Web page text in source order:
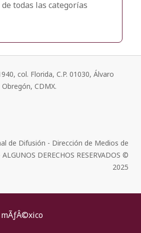
todas las categorías
col. Florida, C.P. 01030, Álvaro
Obregón, CDMX.
de Difusión - Dirección de Medios de
DERECHOS RESERVADOS ©
2025